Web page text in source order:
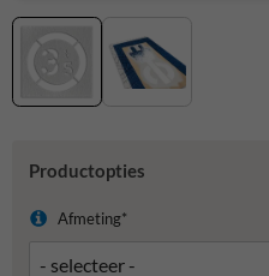
Productopties
Afmeting*